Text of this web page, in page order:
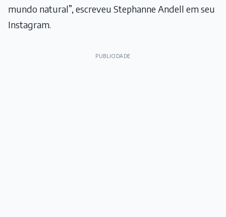
mundo natural”, escreveu Stephanne Andell em seu
Instagram.
PUBLICIDADE